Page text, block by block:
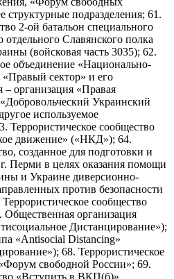
структурные подразделения; 61.
2-ой батальон специального
отдельного Славянского полка
(войсковая часть 3035); 62.
объединение «Национально-
сектор» и его
– организация «Правая
Украинский
используемое
сообщество
движение» («НКД»); 64.
созданное для подготовки и
Перми в целях оказания помощи
и Украине диверсионно-
против безопасности
сообщество
организация
Дистанцирование»);
«Antisocial Distancing»
68. Террористическое
свободной России»; 69.